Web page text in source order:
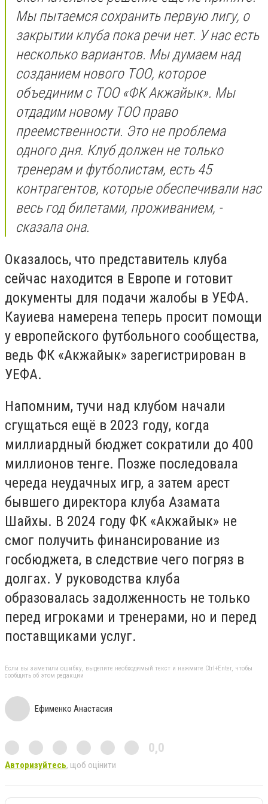
Мы пытаемся сохранить первую лигу, о
закрытии клуба пока речи нет. У нас есть
несколько вариантов. Мы думаем над
созданием нового ТОО, которое
объединим с ТОО «ФК Акжайык». Мы
отдадим новому ТОО право
преемственности. Это не проблема
одного дня. Клуб должен не только
тренерам и футболистам, есть 45
контрагентов, которые обеспечивали нас
весь год билетами, проживанием, -
сказала она.
Оказалось, что представитель клуба
сейчас находится в Европе и готовит
документы для подачи жалобы в УЕФА.
Кауиева намерена теперь просит помощи
у европейского футбольного сообщества,
ведь ФК «Акжайык» зарегистрирован в
УЕФА.
Напомним, тучи над клубом начали
сгущаться ещё в 2023 году, когда
миллиардный бюджет сократили до 400
миллионов тенге. Позже последовала
череда неудачных игр, а затем арест
бывшего директора клуба Азамата
Шайхы. В 2024 году ФК «Акжайык» не
смог получить финансирование из
госбюджета, в следствие чего погряз в
долгах. У руководства клуба
образовалась задолженность не только
перед игроками и тренерами, но и перед
поставщиками услуг.
Если вы заметили ошибку, выделите необходимый текст и нажмите Ctrl+Enter, чтобы
сообщить об этом редакции
Ефименко Анастасия
0,0
Авторизуйтесь, щоб оцінити